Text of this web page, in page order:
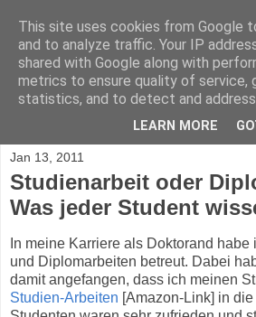
Blog.Xam.de
Max Völkel on Personal Knowledge
Semantic Web, Java, AppEngine, and
Jan 13, 2011
Studienarbeit oder
Was jeder Student
In meine Karriere als Doktorand
und Diplomarbeiten betreut. Dabei
damit angefangen, dass ich meinen
Studien-Arbeiten [Amazon-Link] in
This site uses cookies from Google
and to analyze traffic. Your IP
shared with Google along with
metrics to ensure quality of service,
statistics, and to detect and address
LEARN MORE